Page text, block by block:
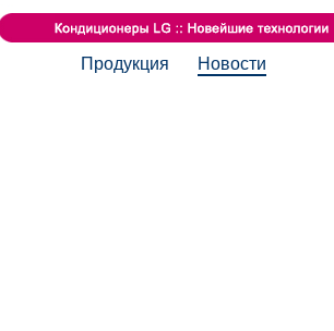
Продукция Новости